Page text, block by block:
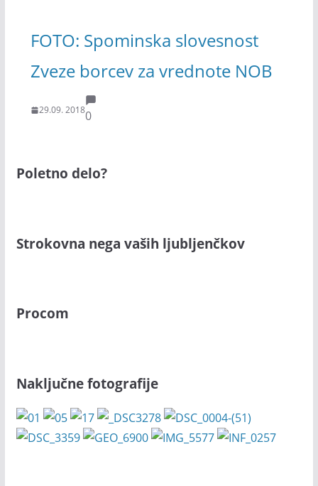
FOTO: Spominska slovesnost
Zveze borcev za vrednote NOB
29.09. 20180
Poletno delo?
Strokovna nega vaših ljubljenčkov
Procom
Naključne fotografije